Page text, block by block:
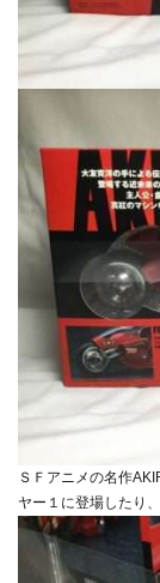
ＳＦアニメの名作
ヤー１に登場したり